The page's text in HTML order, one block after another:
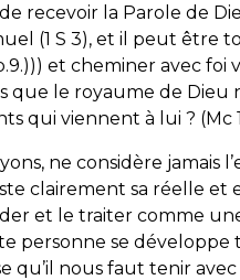
recevoir la Parole de
(1 S 3), et il peut être
et cheminer avec foi
que le royaume de Dieu
qui viennent à lui ? (Mc
ne considère
clairement sa réelle et
et le traiter comme
personne se
qu’il nous faut tenir